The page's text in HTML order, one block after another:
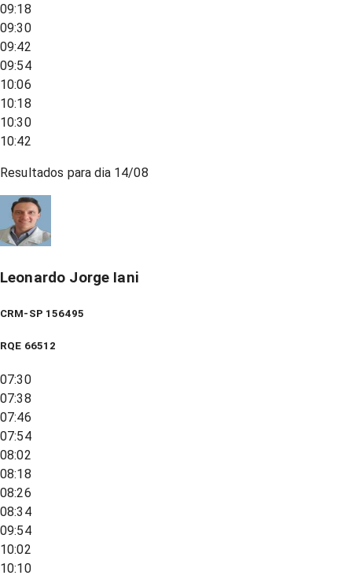
09:18
09:30
09:42
09:54
10:06
10:18
10:30
10:42
Resultados para dia 14/08
Leonardo Jorge Iani
CRM-SP 156495
RQE 66512
07:30
07:38
07:46
07:54
08:02
08:18
08:26
08:34
09:54
10:02
10:10